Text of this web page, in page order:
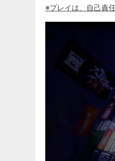
※プレイは、自己責